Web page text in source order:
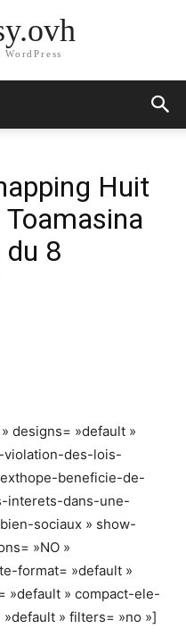
Huit
8
designs= »default »
violation-des-lois-
beneficie-de-
interets-dans-une-
sociaux » show-
»NO »
format= »default »
»default » compact-ele-
» filters= »no »]